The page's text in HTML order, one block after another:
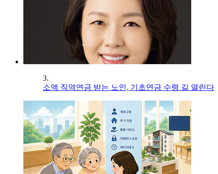
3.
소액 직역연금 받는 노인, 기초연금 수령 길 열린다